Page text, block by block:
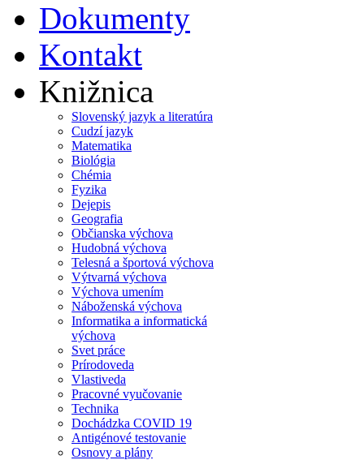
Dokumenty
Kontakt
Knižnica
Slovenský jazyk a literatúra
Cudzí jazyk
Matematika
Biológia
Chémia
Fyzika
Dejepis
Geografia
Občianska výchova
Hudobná výchova
Telesná a športová výchova
Výtvarná výchova
Výchova umením
Náboženská výchova
Informatika a informatická
výchova
Svet práce
Prírodoveda
Vlastiveda
Pracovné vyučovanie
Technika
Dochádzka COVID 19
Antigénové testovanie
Osnovy a plány